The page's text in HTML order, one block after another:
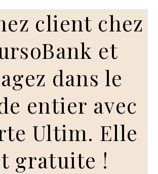
client chez
et
dans le
entier avec
Ultim. Elle
gratuite !